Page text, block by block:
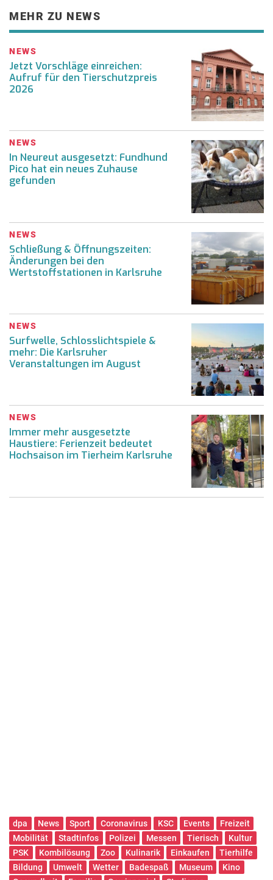
MEHR ZU NEWS
NEWS
Jetzt Vorschläge einreichen:
Aufruf für den Tierschutzpreis
2026
NEWS
In Neureut ausgesetzt: Fundhund
Pico hat ein neues Zuhause
gefunden
NEWS
Schließung & Öffnungszeiten:
Änderungen bei den
Wertstoffstationen in Karlsruhe
NEWS
Surfwelle, Schlosslichtspiele &
mehr: Die Karlsruher
Veranstaltungen im August
NEWS
Immer mehr ausgesetzte
Haustiere: Ferienzeit bedeutet
Hochsaison im Tierheim Karlsruhe
dpa News Sport Coronavirus KSC Events
Freizeit
Mobilität
Stadtinfos Polizei Messen Tierisch
Kultur
PSK
Kombilösung Zoo Kulinarik Einkaufen
Tierhilfe
Bildung
Umwelt Wetter Badespaß Museum
Kino